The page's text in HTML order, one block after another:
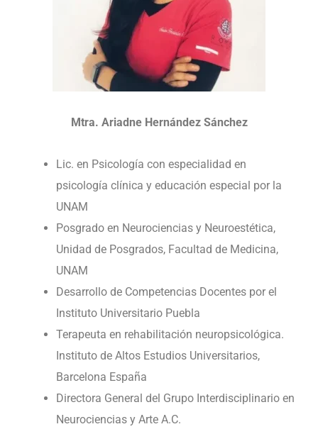
Mtra. Ariadne Hernández Sánchez
Lic. en Psicología con especialidad en
psicología clínica y educación especial por la
UNAM
Posgrado en Neurociencias y Neuroestética,
Unidad de Posgrados, Facultad de Medicina,
UNAM
Desarrollo de Competencias Docentes por el
Instituto Universitario Puebla
Terapeuta en rehabilitación neuropsicológica.
Instituto de Altos Estudios Universitarios,
Barcelona España
Directora General del Grupo Interdisciplinario en
Neurociencias y Arte A.C.